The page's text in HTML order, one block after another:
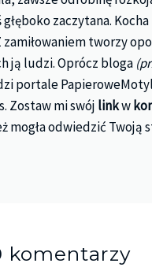
zaczytana.
tworzy
ją ludzi. Oprócz bloga
portale
Zostaw mi swój linkw
mogła odwiedzić Twoją
komentarzy